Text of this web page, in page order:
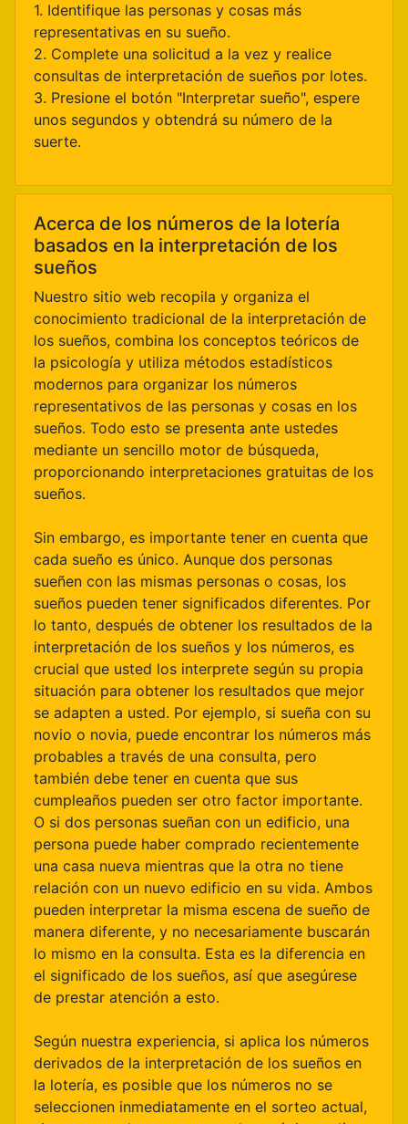
1. Identifique las personas y cosas más
representativas en su sueño.
2. Complete una solicitud a la vez y realice
consultas de interpretación de sueños por lotes.
3. Presione el botón "Interpretar sueño", espere
unos segundos y obtendrá su número de la
suerte.
Acerca de los números de la lotería
basados en la interpretación de los
sueños
Nuestro sitio web recopila y organiza el
conocimiento tradicional de la interpretación de
los sueños, combina los conceptos teóricos de
la psicología y utiliza métodos estadísticos
modernos para organizar los números
representativos de las personas y cosas en los
sueños. Todo esto se presenta ante ustedes
mediante un sencillo motor de búsqueda,
proporcionando interpretaciones gratuitas de los
sueños.
Sin embargo, es importante tener en cuenta que
cada sueño es único. Aunque dos personas
sueñen con las mismas personas o cosas, los
sueños pueden tener significados diferentes. Por
lo tanto, después de obtener los resultados de la
interpretación de los sueños y los números, es
crucial que usted los interprete según su propia
situación para obtener los resultados que mejor
se adapten a usted. Por ejemplo, si sueña con su
novio o novia, puede encontrar los números más
probables a través de una consulta, pero
también debe tener en cuenta que sus
cumpleaños pueden ser otro factor importante.
O si dos personas sueñan con un edificio, una
persona puede haber comprado recientemente
una casa nueva mientras que la otra no tiene
relación con un nuevo edificio en su vida. Ambos
pueden interpretar la misma escena de sueño de
manera diferente, y no necesariamente buscarán
lo mismo en la consulta. Esta es la diferencia en
el significado de los sueños, así que asegúrese
de prestar atención a esto.
Según nuestra experiencia, si aplica los números
derivados de la interpretación de los sueños en
la lotería, es posible que los números no se
seleccionen inmediatamente en el sorteo actual,